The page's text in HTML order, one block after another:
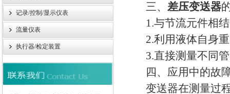
记录/控制/显示仪表
流量仪表
执行器/检定装置
三、 差压变送器
1.与节流元件相结
2.利用液体自身重
3.直接测量不同管
四、应用中的故障
变送器在测量过程